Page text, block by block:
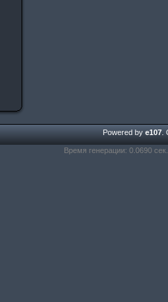
Powered by e107
Время генерации: 0.0690